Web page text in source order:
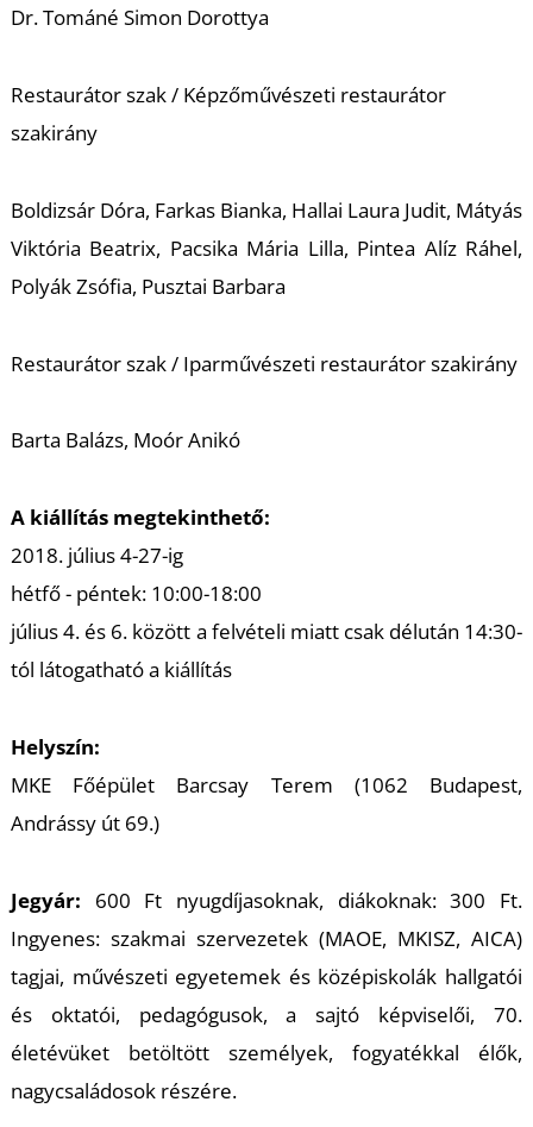
Dr. Tománé Simon Dorottya
Restaurátor szak / Képzőművészeti restaurátor
szakirány
Boldizsár Dóra, Farkas Bianka, Hallai Laura Judit, Mátyás
Viktória Beatrix, Pacsika Mária Lilla, Pintea Alíz Ráhel,
Polyák Zsófia, Pusztai Barbara
Restaurátor szak / Iparművészeti restaurátor szakirány
Barta Balázs, Moór Anikó
A kiállítás megtekinthető:
2018. július 4-27-ig
hétfő - péntek: 10:00-18:00
július 4. és 6. között a felvételi miatt csak délután 14:30-
tól látogatható a kiállítás
Helyszín:
MKE Főépület Barcsay Terem (1062 Budapest,
Andrássy út 69.)
Jegyár: 600 Ft nyugdíjasoknak, diákoknak: 300 Ft.
Ingyenes: szakmai szervezetek (MAOE, MKISZ, AICA)
tagjai, művészeti egyetemek és középiskolák hallgatói
és oktatói, pedagógusok, a sajtó képviselői, 70.
életévüket betöltött személyek, fogyatékkal élők,
nagycsaládosok részére.